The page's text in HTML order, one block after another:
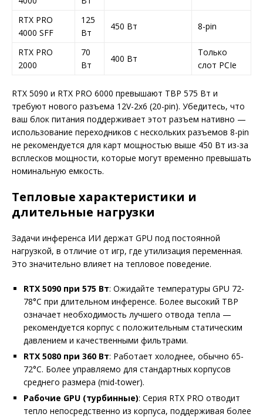
RTX PRO
4000 SFF
125
Вт
450 Вт 8-pin
RTX PRO
2000
70
Вт
400 Вт
Только
слот PCIe
RTX 5090 и RTX PRO 6000 превышают TBP 575 Вт и
требуют нового разъема 12V-2x6 (20-pin). Убедитесь, что
ваш блок питания поддерживает этот разъем нативно —
использование переходников с нескольких разъемов 8-pin
не рекомендуется для карт мощностью выше 450 Вт из-за
всплесков мощности, которые могут временно превышать
номинальную емкость.
Тепловые характеристики и
длительные нагрузки
Задачи инференса ИИ держат GPU под постоянной
нагрузкой, в отличие от игр, где утилизация переменная.
Это значительно влияет на тепловое поведение.
RTX 5090 при 575 Вт: Ожидайте температуры GPU 72-
78°C при длительном инференсе. Более высокий TBP
означает необходимость лучшего отвода тепла —
рекомендуется корпус с положительным статическим
давлением и качественными фильтрами.
RTX 5080 при 360 Вт: Работает холоднее, обычно 65-
72°C. Более управляемо для стандартных корпусов
среднего размера (mid-tower).
Рабочие GPU (турбинные): Серия RTX PRO отводит
тепло непосредственно из корпуса, поддерживая более